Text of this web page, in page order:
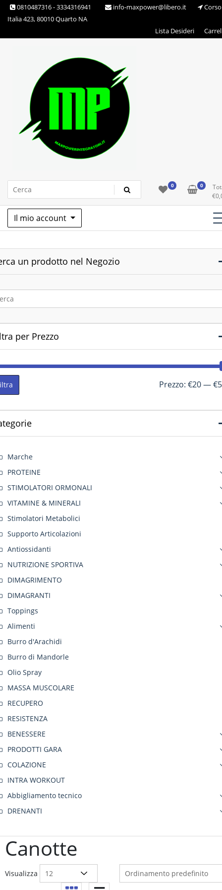
Skip 0810487316 - 3334316941 info-maxpower@libero.it
Corso
Italia 423, 80010 Quarto NA
Lista Desideri
Max Power Integratori 0 0
€
Il mio account
Canotte
Visualizza
un prodotto nel Negozio
per Prezzo
Prezzo: €20—
Marche
PROTEINE
STIMOLATORI ORMONALI
VITAMINE & MINERALI
Stimolatori Metabolici
Supporto Articolazioni
Antiossidanti
NUTRIZIONE SPORTIVA
DIMAGRIMENTO
DIMAGRANTI
Toppings
Alimenti
Burro d'Arachidi
Burro di Mandorle
Olio Spray
MASSA MUSCOLARE
RECUPERO
RESISTENZA
BENESSERE
PRODOTTI GARA
COLAZIONE
INTRA WORKOUT
Abbigliamento tecnico
DRENANTI